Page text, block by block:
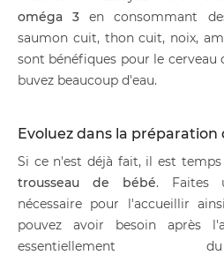
oméga 3en consommant
saumon cuit, thon cuit, noix,
sont bénéfiques pour le cerveau
buvez beaucoup d'eau.
Evoluez dans la préparation
Si ce n'est déjà fait, il est temps
trousseau de bébé. Faites
nécessaire pour l'accueillir
pouvez avoir besoin après
essentiellement